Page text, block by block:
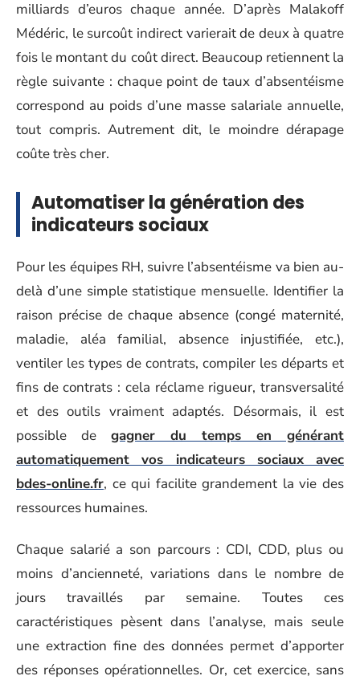
milliards d’euros chaque année. D’après Malakoff
Médéric, le surcoût indirect varierait de deux à quatre
fois le montant du coût direct. Beaucoup retiennent la
règle suivante : chaque point de taux d’absentéisme
correspond au poids d’une masse salariale annuelle,
tout compris. Autrement dit, le moindre dérapage
coûte très cher.
Automatiser la génération des
indicateurs sociaux
Pour les équipes RH, suivre l’absentéisme va bien au-
delà d’une simple statistique mensuelle. Identifier la
raison précise de chaque absence (congé maternité,
maladie, aléa familial, absence injustifiée, etc.),
ventiler les types de contrats, compiler les départs et
fins de contrats : cela réclame rigueur, transversalité
et des outils vraiment adaptés. Désormais, il est
possible de gagner du temps en générant
automatiquement vos indicateurs sociaux avec
bdes-online.fr, ce qui facilite grandement la vie des
ressources humaines.
Chaque salarié a son parcours : CDI, CDD, plus ou
moins d’ancienneté, variations dans le nombre de
jours travaillés par semaine. Toutes ces
caractéristiques pèsent dans l’analyse, mais seule
une extraction fine des données permet d’apporter
des réponses opérationnelles. Or, cet exercice, sans